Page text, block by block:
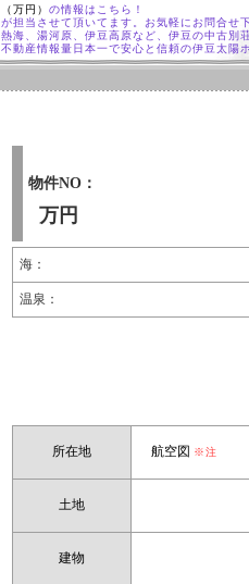
（万円） の情報はこちら！
が担当させて頂いてます。お気軽にお問合せ
熱海、湯河原、伊豆高原など、伊豆の中古別
不動産情報量日本一で安心と信頼の伊豆太陽
物件NO：
万円
海：
温泉：
所在地 航空図 ※注
土地
建物